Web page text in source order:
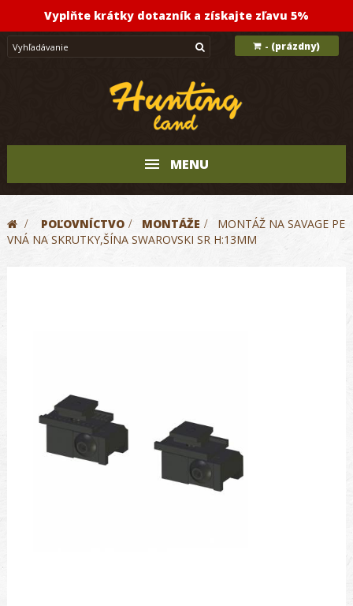
Vyplňte krátky dotazník a získajte zľavu 5%
- (prázdny)
MENU
> POĽOVNÍCTVO > MONTÁŽE >
MONTÁŽ NA SAVAGE PE
VNÁ NA SKRUTKY,ŠÍNA SWAROVSKI SR H:13MM